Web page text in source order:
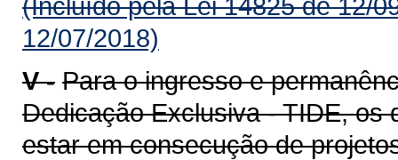
12/07/2018)
V - Para o ingresso e
Dedicação Exclusiva - TIDE, os
estar em consecução de